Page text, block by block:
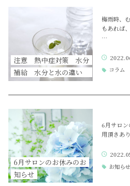
注意 熱中症対策 水分
補給 水分と水の違い
梅雨時、
もあれば
…
コラム
6月サロンのお休みのお
知らせ
6月サロ
用頂きあ
お知らせ